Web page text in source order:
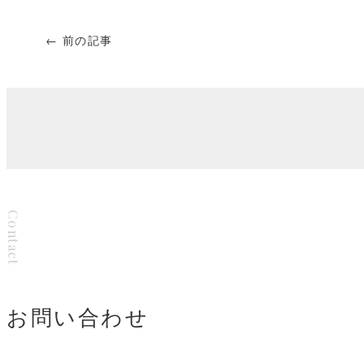
← 前の記事
Contact
お問い合わせ